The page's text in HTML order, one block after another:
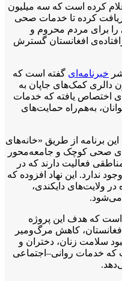
کرده است که سه میلیون
کرده تا خدمات صحی
برای مردم محروم و
افغانستان گسترش
خبرنامه‌ای گفته است که
از بسته‌ی ۱۹٫۵ میلیون دالری کمک‌های جاپان به
اختصاص یافته که خدمات
به‌هم‌راه حمایت‌های
برنامه از طریق «خانه‌های
صحی کوچک و جامعه‌محور
فعالیت دارند که در
ندارد. این نهاد افزوده که
در ولایت‌های دایکندی،
می‌شود.
که هدف این پروژه
کاهش مرگ‌ومیر
سلامت زنان، دختران و
که خدمات روانی–اجتماعی